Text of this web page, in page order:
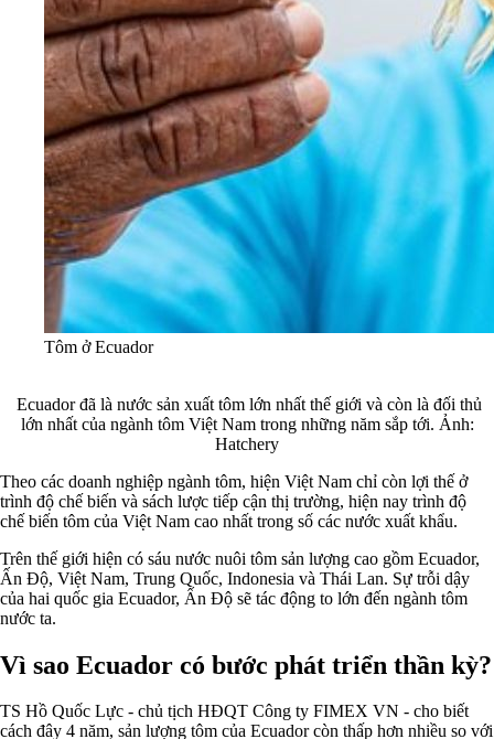
Tôm ở Ecuador
Ecuador đã là nước sản xuất tôm lớn nhất thế giới và còn là đối thủ
lớn nhất của ngành tôm Việt Nam trong những năm sắp tới. Ảnh:
Hatchery
Theo các doanh nghiệp ngành tôm, hiện Việt Nam chỉ còn lợi thế ở
trình độ chế biến và sách lược tiếp cận thị trường, hiện nay trình độ
chế biến tôm của Việt Nam cao nhất trong số các nước xuất khẩu.
Trên thế giới hiện có sáu nước nuôi tôm sản lượng cao gồm Ecuador,
Ấn Độ, Việt Nam, Trung Quốc, Indonesia và Thái Lan. Sự trỗi dậy
của hai quốc gia Ecuador, Ấn Độ sẽ tác động to lớn đến ngành tôm
nước ta.
Vì sao Ecuador có bước phát triển thần kỳ?
TS Hồ Quốc Lực - chủ tịch HĐQT Công ty FIMEX VN - cho biết
cách đây 4 năm, sản lượng tôm của Ecuador còn thấp hơn nhiều so với